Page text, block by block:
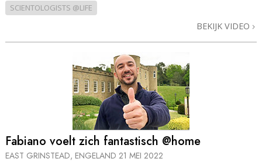
SCIENTOLOGISTS @LIFE
BEKIJK VIDEO
Fabiano voelt zich fantastisch @home
EAST GRINSTEAD, ENGELAND 21 MEI 2022